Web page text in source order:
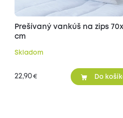
Prešívaný vankúš na zips
cm
Skladom
22,90€ Do